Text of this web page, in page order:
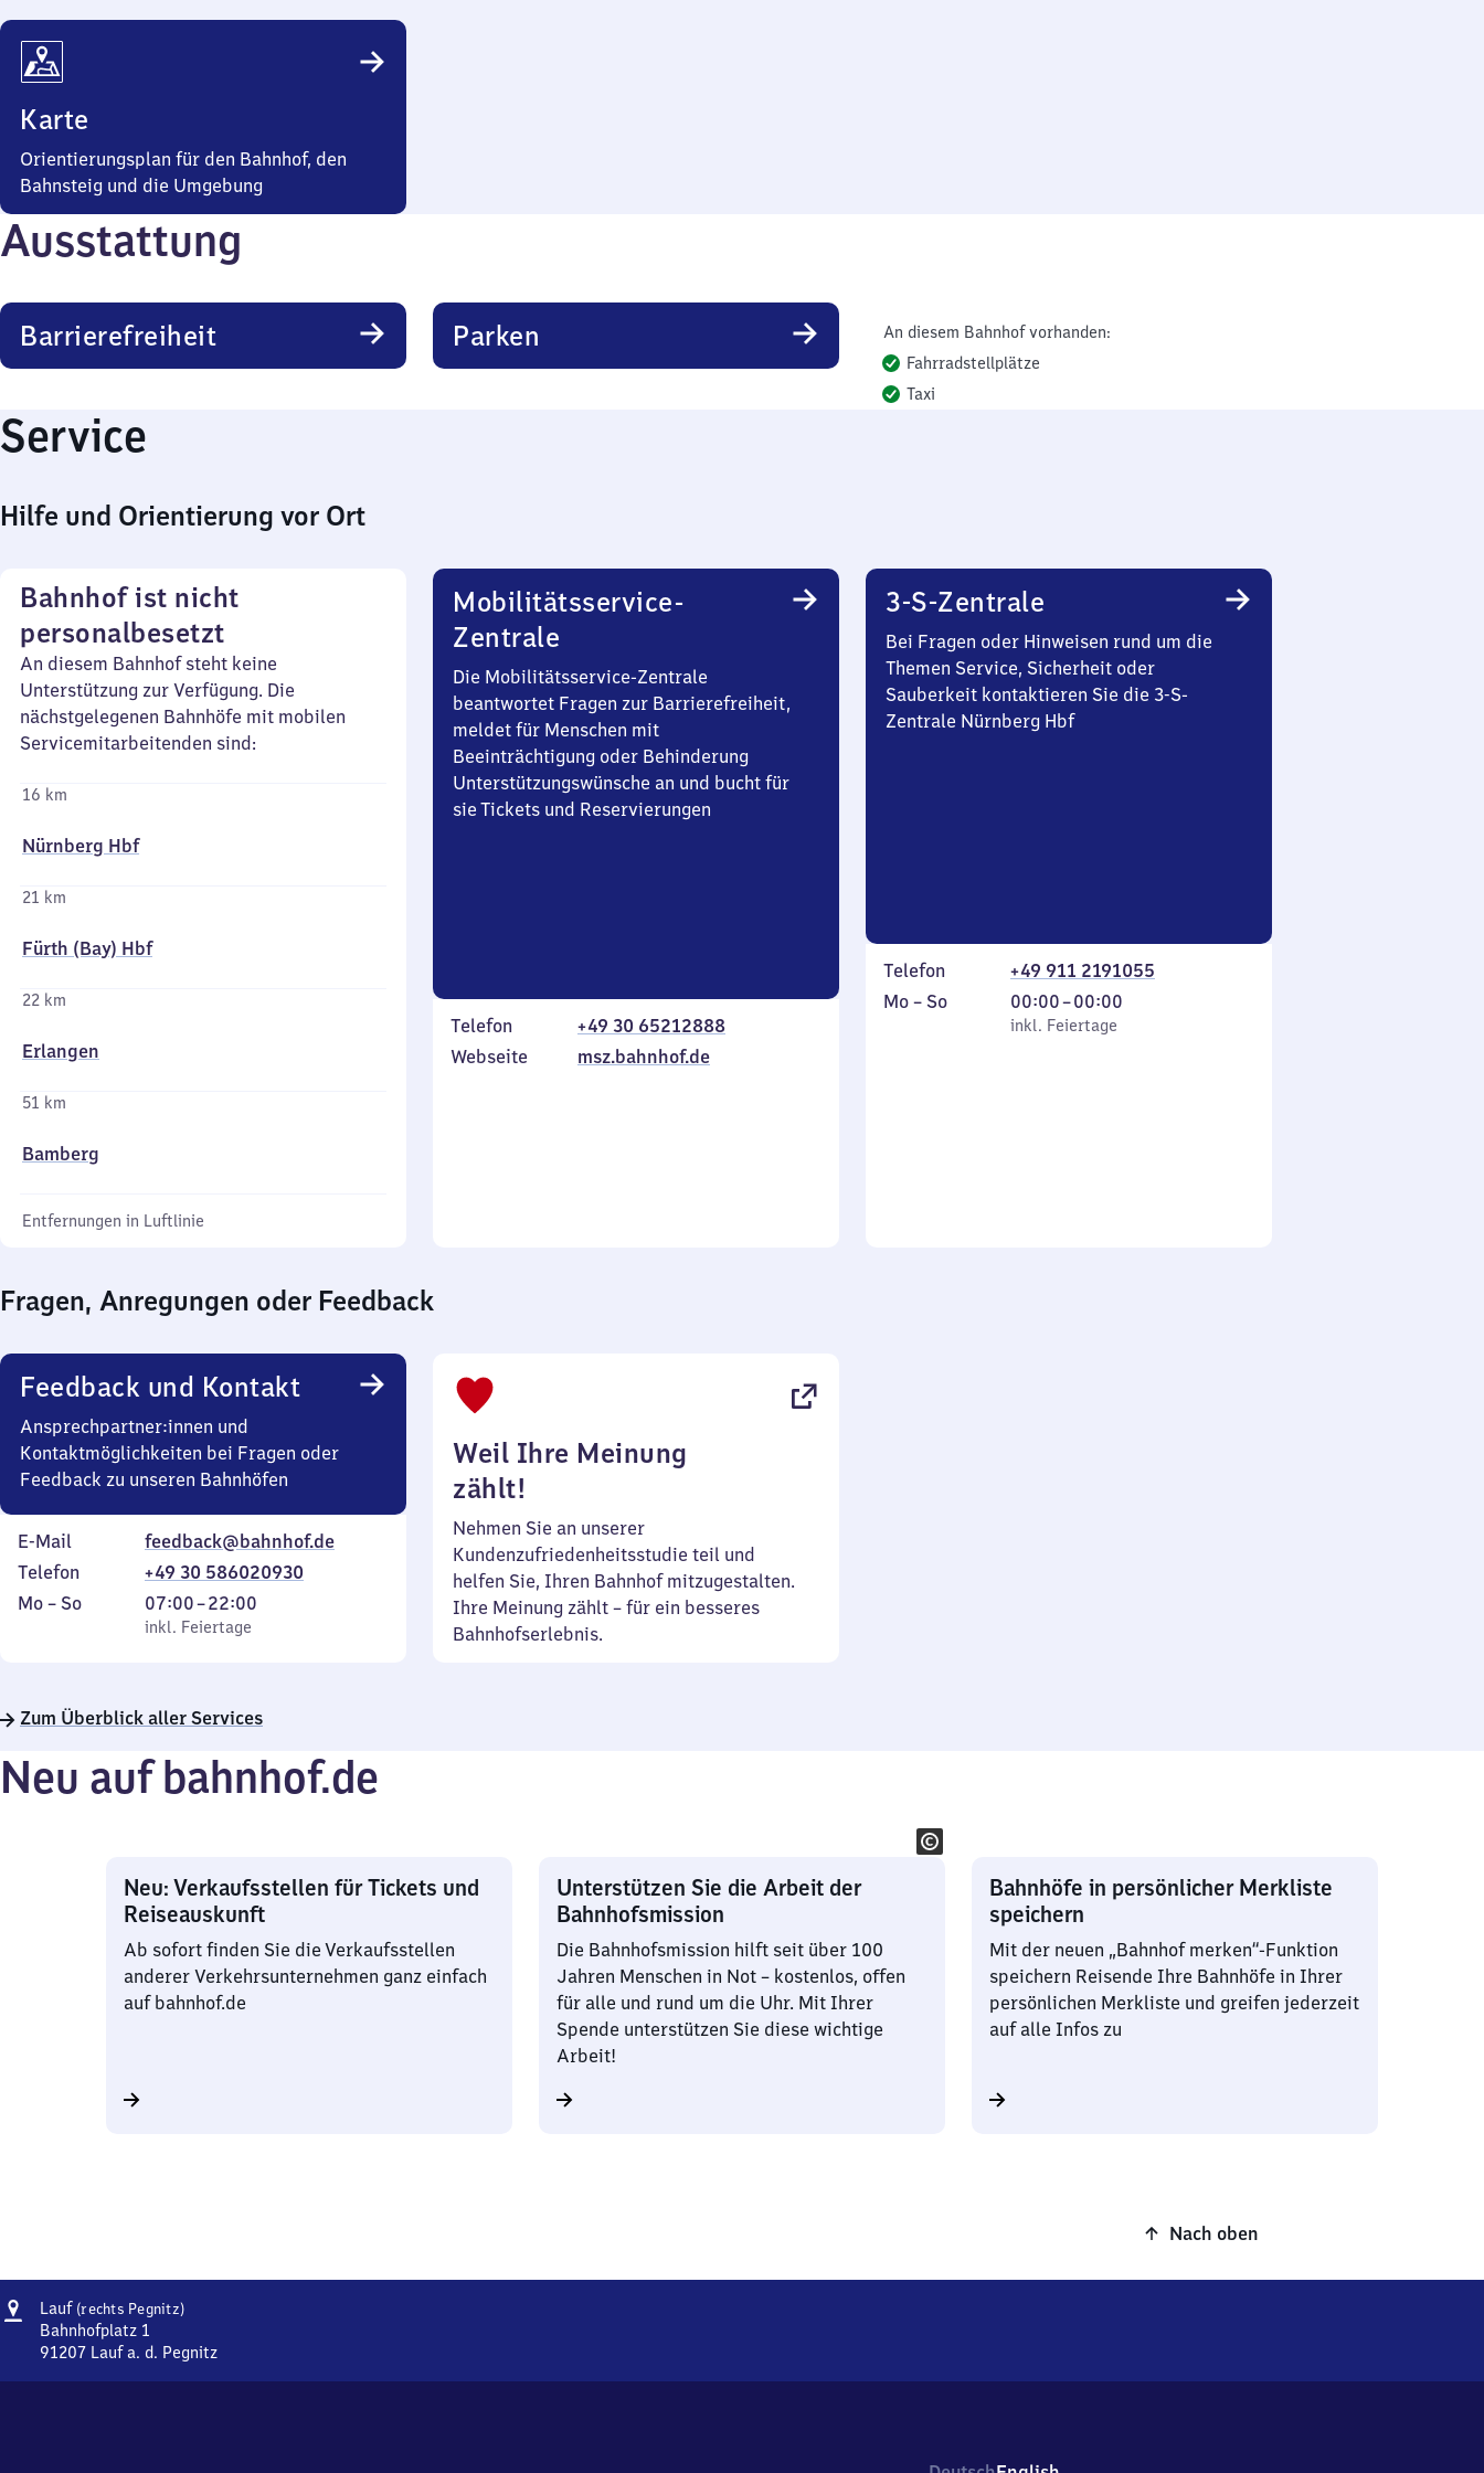
Karte
Orientierungsplan für den Bahnhof, den
Bahnsteig und die Umgebung
Ausstattung
Barrierefreiheit Parken
An diesem Bahnhof vorhanden:
Fahrradstellplätze
Taxi
Service
Hilfe und Orientierung vor Ort
Bahnhof ist nicht
personalbesetzt
An diesem Bahnhof steht keine
Unterstützung zur Verfügung. Die
nächstgelegenen Bahnhöfe mit mobilen
Servicemitarbeitenden sind:
16 km
Nürnberg Hbf
21 km
Fürth (Bay) Hbf
22 km
Erlangen
51 km
Bamberg
Entfernungen in Luftlinie
Mobilitätsservice-
Zentrale
Die Mobilitätsservice-Zentrale
beantwortet Fragen zur Barrierefreiheit,
meldet für Menschen mit
Beeinträchtigung oder Behinderung
Unterstützungswünsche an und bucht für
sie Tickets und Reservierungen
Telefon
+49 30 65212888
Webseite
msz.bahnhof.de
3-S-Zentrale
Bei Fragen oder Hinweisen rund um die
Themen Service, Sicherheit oder
Sauberkeit kontaktieren Sie die 3-S-
Zentrale Nürnberg Hbf
Telefon
+49 911 2191055
Montag
Mo – So,
inkl. Feiertage
00:00–00:00
Von
0
inkl. Feiertage
Fragen, Anregungen oder Feedback
Feedback und Kontakt
Ansprechpartner:innen und
Kontaktmöglichkeiten bei Fragen oder
Feedback zu unseren Bahnhöfen
E-Mail
feedback@bahnhof.de
Telefon
+49 30 586020930
Montag
Mo – So,
inkl. Feiertage
07:00–22:00
Von
7
22
inkl. Feiertage
Weil Ihre Meinung
zählt!
Nehmen Sie an unserer
Kundenzufriedenheitsstudie teil und
helfen Sie, Ihren Bahnhof mitzugestalten.
Ihre Meinung zählt – für ein besseres
Bahnhofserlebnis.
Zum Überblick aller Services
Neu auf bahnhof.de
Neu: Verkaufsstellen für Tickets und
Reiseauskunft
Ab sofort finden Sie die Verkaufsstellen
anderer Verkehrsunternehmen ganz einfach
auf bahnhof.de
Unterstützen Sie die Arbeit der
Bahnhofsmission
Die Bahnhofsmission hilft seit über 100
Jahren Menschen in Not – kostenlos, offen
für alle und rund um die Uhr. Mit Ihrer
Spende unterstützen Sie diese wichtige
Arbeit!
Bahnhöfe in persönlicher Merkliste
speichern
Mit der neuen „Bahnhof merken“-Funktion
speichern Reisende Ihre Bahnhöfe in Ihrer
persönlichen Merkliste und greifen jederzeit
auf alle Infos zu
Nach oben
Adresse
Lauf (rechts Pegnitz)Lauf
Pegnitz)
Bahnhofplatz 1
91207 Lauf a. d. Pegnitz